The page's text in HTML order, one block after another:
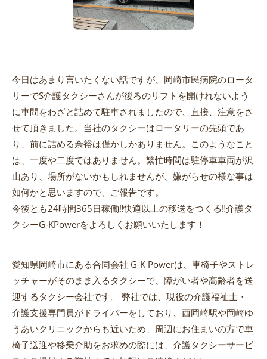
今日はあまり言いたくない話ですが、岡崎市民病院のロータ
リーでS介護タクシーさんが後ろのリフトを開けれないよう
に車間をわざと詰めて駐車されましたので、直接、注意をさ
せて頂きました。当社のタクシーはロータリーの先頭であ
り、前に詰める余裕は僅かしかありません。このようなこと
は、一度や二度ではありません。繁忙時間は駐停車車両が沢
山あり、場所がないかもしれませんが、嫌がらせの様な事は
如何かと思いますので、ご報告です。
今後とも24時間365日稼働‼︎快適以上の移送をつくる‼︎介護タ
クシーG-KPowerをよろしくお願いいたします！
愛知県岡崎市にある合同会社 G-K Powerは、車椅子やストレ
ッチャーがそのまま入るタクシーで、障がい者や高齢者を送
迎するタクシー会社です。 弊社では、現役の介護福祉士・
介護支援専門員がドライバーをしており、西岡崎駅や岡崎ゆ
うあいクリニックからも近いため、周辺にお住まいの方で車
椅子送迎や移乗介助をお求めの際には、介護タクシーサービ